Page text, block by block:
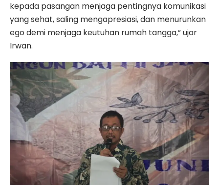
kepada pasangan menjaga pentingnya komunikasi
yang sehat, saling mengapresiasi, dan menurunkan
ego demi menjaga keutuhan rumah tangga,” ujar
Irwan.